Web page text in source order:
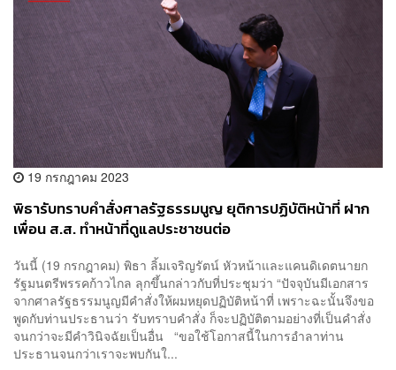
19 กรกฎาคม 2023
พิธารับทราบคำสั่งศาลรัฐธรรมนูญ ยุติการปฏิบัติหน้าที่ ฝาก
เพื่อน ส.ส. ทำหน้าที่ดูแลประชาชนต่อ
วันนี้ (19 กรกฎาคม) พิธา ลิ้มเจริญรัตน์ หัวหน้าและแคนดิเดตนายก
รัฐมนตรีพรรคก้าวไกล ลุกขึ้นกล่าวกับที่ประชุมว่า “ปัจจุบันมีเอกสาร
จากศาลรัฐธรรมนูญมีคำสั่งให้ผมหยุดปฏิบัติหน้าที่ เพราะฉะนั้นจึงขอ
พูดกับท่านประธานว่า รับทราบคำสั่ง ก็จะปฏิบัติตามอย่างที่เป็นคำสั่ง
จนกว่าจะมีคำวินิจฉัยเป็นอื่น “ขอใช้โอกาสนี้ในการอำลาท่าน
ประธานจนกว่าเราจะพบกันใ...